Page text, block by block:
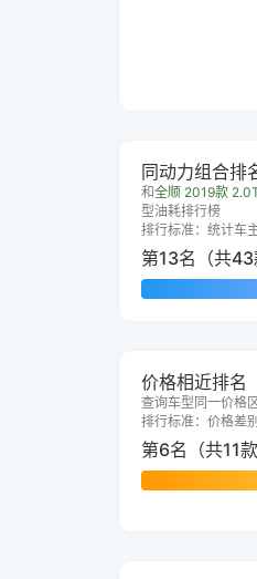
同动力组合排
和全顺 2019款
型油耗排行榜
排行标准：统计车
第13名（共43
价格相近排名
查询车型同一价格
排行标准：价格差
第6名（共11款